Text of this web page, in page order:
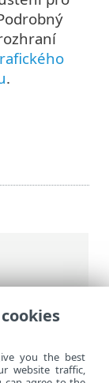
.
you the best
website traffic,